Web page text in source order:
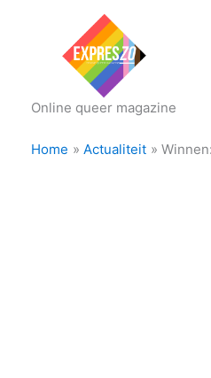
Online queer magazine
Home Actualiteit